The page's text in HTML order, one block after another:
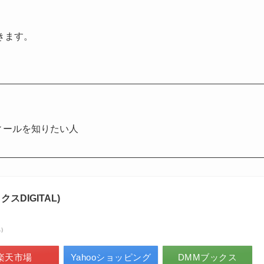
す。
ルを知りたい人
スDIGITAL)
天市場 Yahooショッピング DMMブックス